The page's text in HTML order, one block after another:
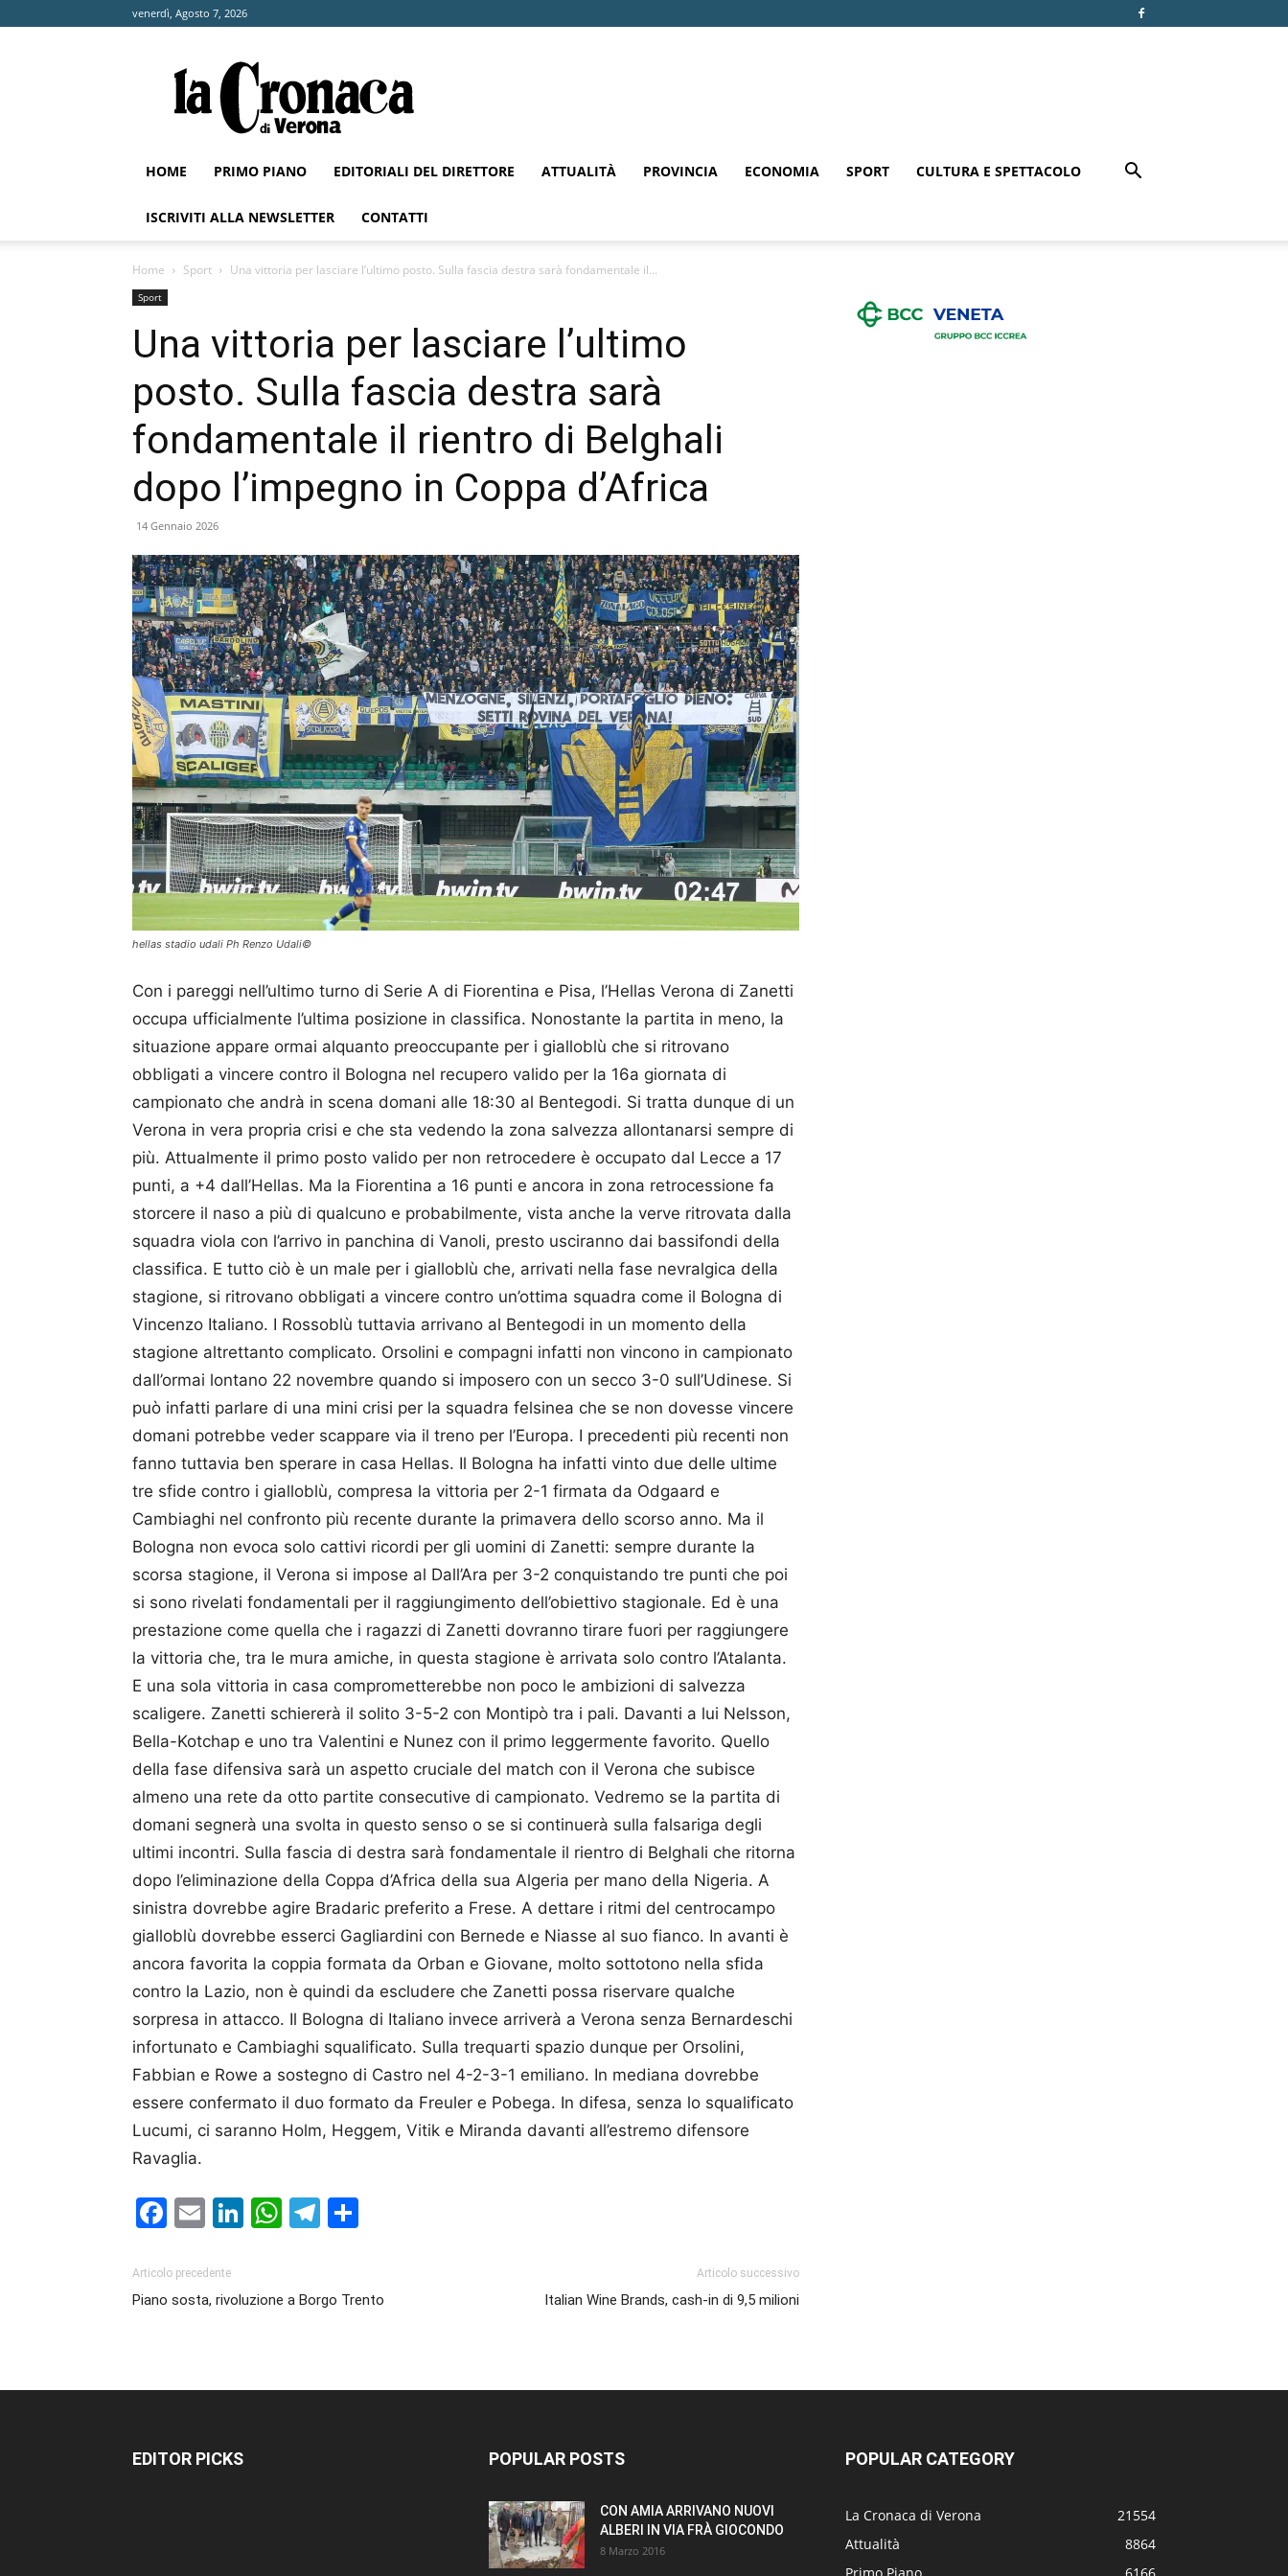
venerdì, Agosto 7, 2026
Cronaca
di
Verona
HOME PRIMO PIANO EDITORIALI DEL DIRETTORE ATTUALITÀ PROVINCIA ECONOMIA SPORT CULTURA E SPETTACOLO
ISCRIVITI ALLA NEWSLETTER CONTATTI
Home Sport Una vittoria per lasciare l’ultimo posto. Sulla fascia destra sarà fondamentale il...
Sport
Una vittoria per lasciare l’ultimo
posto. Sulla fascia destra sarà
fondamentale il rientro di Belghali
dopo l’impegno in Coppa d’Africa
14 Gennaio 2026
hellas stadio udali Ph Renzo Udali©
Con i pareggi nell’ultimo turno di Serie A di Fiorentina e Pisa, l’Hellas Verona di Zanetti
occupa ufficialmente l’ultima posizione in classifica. Nonostante la partita in meno, la
situazione appare ormai alquanto preoccupante per i gialloblù che si ritrovano
obbligati a vincere contro il Bologna nel recupero valido per la 16a giornata di
campionato che andrà in scena domani alle 18:30 al Bentegodi. Si tratta dunque di un
Verona in vera propria crisi e che sta vedendo la zona salvezza allontanarsi sempre di
più. Attualmente il primo posto valido per non retrocedere è occupato dal Lecce a 17
punti, a +4 dall’Hellas. Ma la Fiorentina a 16 punti e ancora in zona retrocessione fa
storcere il naso a più di qualcuno e probabilmente, vista anche la verve ritrovata dalla
squadra viola con l’arrivo in panchina di Vanoli, presto usciranno dai bassifondi della
classifica. E tutto ciò è un male per i gialloblù che, arrivati nella fase nevralgica della
stagione, si ritrovano obbligati a vincere contro un’ottima squadra come il Bologna di
Vincenzo Italiano. I Rossoblù tuttavia arrivano al Bentegodi in un momento della
stagione altrettanto complicato. Orsolini e compagni infatti non vincono in campionato
dall’ormai lontano 22 novembre quando si imposero con un secco 3-0 sull’Udinese. Si
può infatti parlare di una mini crisi per la squadra felsinea che se non dovesse vincere
domani potrebbe veder scappare via il treno per l’Europa. I precedenti più recenti non
fanno tuttavia ben sperare in casa Hellas. Il Bologna ha infatti vinto due delle ultime
tre sfide contro i gialloblù, compresa la vittoria per 2-1 firmata da Odgaard e
Cambiaghi nel confronto più recente durante la primavera dello scorso anno. Ma il
Bologna non evoca solo cattivi ricordi per gli uomini di Zanetti: sempre durante la
scorsa stagione, il Verona si impose al Dall’Ara per 3-2 conquistando tre punti che poi
si sono rivelati fondamentali per il raggiungimento dell’obiettivo stagionale. Ed è una
prestazione come quella che i ragazzi di Zanetti dovranno tirare fuori per raggiungere
la vittoria che, tra le mura amiche, in questa stagione è arrivata solo contro l’Atalanta.
E una sola vittoria in casa comprometterebbe non poco le ambizioni di salvezza
scaligere. Zanetti schiererà il solito 3-5-2 con Montipò tra i pali. Davanti a lui Nelsson,
Bella-Kotchap e uno tra Valentini e Nunez con il primo leggermente favorito. Quello
della fase difensiva sarà un aspetto cruciale del match con il Verona che subisce
almeno una rete da otto partite consecutive di campionato. Vedremo se la partita di
domani segnerà una svolta in questo senso o se si continuerà sulla falsariga degli
ultimi incontri. Sulla fascia di destra sarà fondamentale il rientro di Belghali che ritorna
dopo l’eliminazione della Coppa d’Africa della sua Algeria per mano della Nigeria. A
sinistra dovrebbe agire Bradaric preferito a Frese. A dettare i ritmi del centrocampo
gialloblù dovrebbe esserci Gagliardini con Bernede e Niasse al suo fianco. In avanti è
ancora favorita la coppia formata da Orban e Giovane, molto sottotono nella sfida
contro la Lazio, non è quindi da escludere che Zanetti possa riservare qualche
sorpresa in attacco. Il Bologna di Italiano invece arriverà a Verona senza Bernardeschi
infortunato e Cambiaghi squalificato. Sulla trequarti spazio dunque per Orsolini,
Fabbian e Rowe a sostegno di Castro nel 4-2-3-1 emiliano. In mediana dovrebbe
essere confermato il duo formato da Freuler e Pobega. In difesa, senza lo squalificato
Lucumi, ci saranno Holm, Heggem, Vitik e Miranda davanti all’estremo difensore
Ravaglia.
Facebook
EmailLinkedIn
WhatsApp
Telegram
Articolo precedente
Piano sosta, rivoluzione a Borgo Trento
Articolo successivo
Italian Wine Brands, cash-in di 9,5 milioni
EDITOR PICKS POPULAR POSTS
CON AMIA ARRIVANO NUOVI
ALBERI IN VIA FRÀ GIOCONDO
8 Marzo 2016
POPULAR CATEGORY
La Cronaca di Verona
21554
Attualità
8864